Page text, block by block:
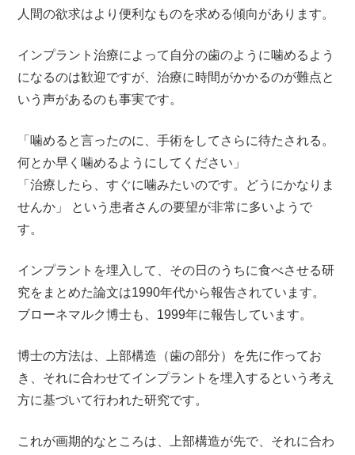
人間の欲求はより便利なものを求める傾向があります。
インプラント治療によって自分の歯のように噛めるよう
になるのは歓迎ですが、治療に時間がかかるのが難点と
いう声があるのも事実です。
「噛めると言ったのに、手術をしてさらに待たされる。
何とか早く噛めるようにしてください」
「治療したら、すぐに噛みたいのです。どうにかなりま
せんか」 という患者さんの要望が非常に多いようで
す。
インプラントを埋入して、その日のうちに食べさせる研
究をまとめた論文は1990年代から報告されています。
ブローネマルク博士も、1999年に報告しています。
博士の方法は、上部構造（歯の部分）を先に作ってお
き、それに合わせてインプラントを埋入するという考え
方に基づいて行われた研究です。
これが画期的なところは、上部構造が先で、それに合わ